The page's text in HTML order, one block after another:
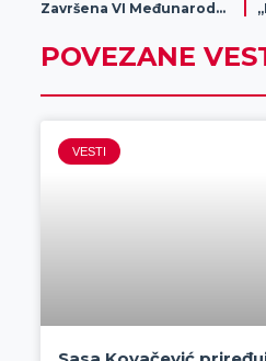
Završena VI Međunarodna Konferencija parkova Dinarida
POVEZANE
VESTI